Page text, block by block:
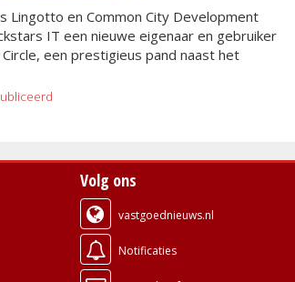
Lingotto en Common City Development
IT een nieuwe eigenaar en gebruiker
een prestigieus pand naast het
Volg ons
vastgoednieuws.nl
Notificaties